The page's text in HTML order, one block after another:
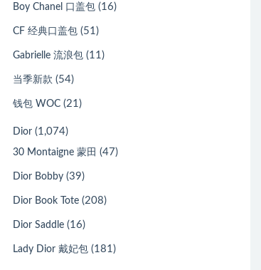
Boy Chanel 口盖包 (16)
CF 经典口盖包 (51)
Gabrielle 流浪包 (11)
当季新款 (54)
钱包 WOC (21)
Dior (1,074)
30 Montaigne 蒙田 (47)
Dior Bobby (39)
Dior Book Tote (208)
Dior Saddle (16)
Lady Dior 戴妃包 (181)